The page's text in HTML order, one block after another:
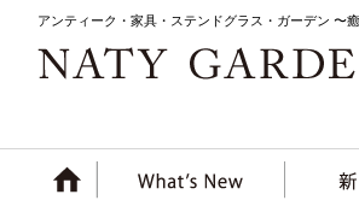
アンティーク・家具・ステンドグラス・ガーデン 〜